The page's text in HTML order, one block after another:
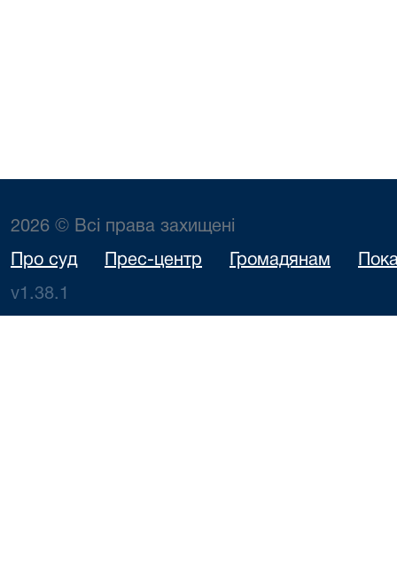
2026 © Всі права захищені
Про суд Прес-центр Громадянам
v1.38.1